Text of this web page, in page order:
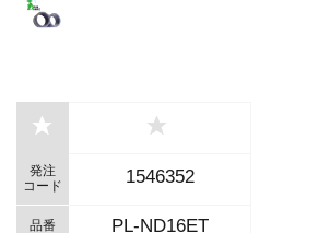
発注
コード
品番
1546352
PL-ND16ET